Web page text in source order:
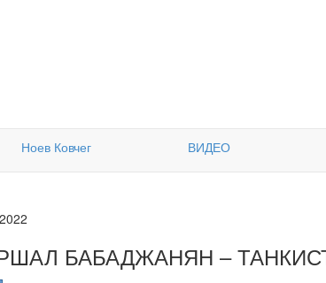
Ноев Ковчег ВИДЕО
БАБАДЖАНЯН –